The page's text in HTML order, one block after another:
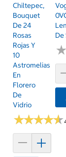
Chiltepec,
Bouquet
De 24
Rosas
Rojas Y
10
Astromelias
En
Florero
De
Vidrio
★★★★★
★★★★★
De